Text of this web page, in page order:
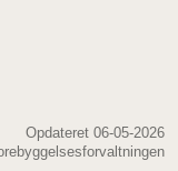
Opdateret 06-05-2026